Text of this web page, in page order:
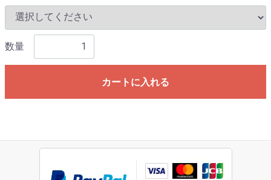
数量
カートに入れる